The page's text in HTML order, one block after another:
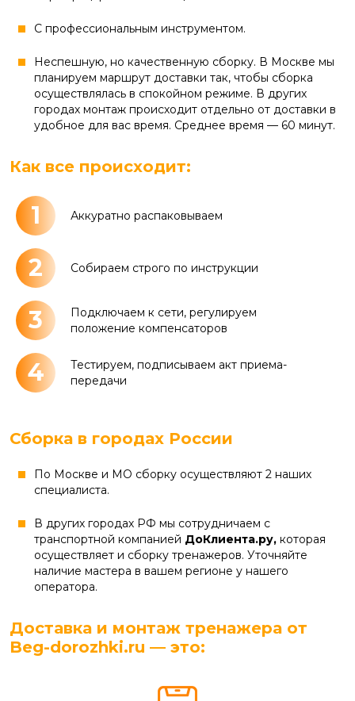
С профессиональным инструментом.
Неспешную, но качественную сборку. В Москве мы
планируем маршрут доставки так, чтобы сборка
осуществлялась в спокойном режиме. В других
городах монтаж происходит отдельно от доставки в
удобное для вас время. Среднее время — 60 минут.
Как все происходит:
1 Аккуратно распаковываем
2 Собираем строго по инструкции
3
Подключаем к сети, регулируем
положение компенсаторов
4
Тестируем, подписываем акт приема-
передачи
Сборка в городах России
По Москве и МО сборку осуществляют 2 наших
специалиста.
В других городах РФ мы сотрудничаем с
транспортной компанией ДоКлиента.ру, которая
осуществляет и сборку тренажеров. Уточняйте
наличие мастера в вашем регионе у нашего
оператора.
Доставка и монтаж тренажера от
Beg-dorozhki.ru — это: